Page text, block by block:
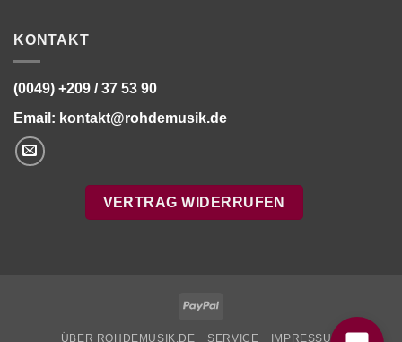
KONTAKT
(0049) +209 / 37 53 90
Email: kontakt@rohdemusik.de
VERTRAG WIDERRUFEN
PayPal
ÜBER ROHDEMUSIK.DE SERVICE IMPRESSUM